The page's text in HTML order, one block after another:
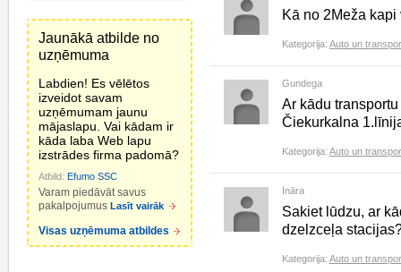
Jaunākā atbilde no
uzņēmuma
Labdien! Es vēlētos
izveidot savam
uzņēmumam jaunu
mājaslapu. Vai kādam ir
kāda laba Web lapu
izstrādes firma padomā?
Atbild: Efumo SSC
Varam piedāvāt savus
pakalpojumus Lasīt vairāk
Visas uzņēmuma atbildes
Kā no 2Meža
Kategorija: Auto un
Gundega
Ar kādu
Čiekurkalna
Kategorija: Auto un
Ināra
Sakiet lūdzu, ar
dzelzceļa
Kategorija: Auto un